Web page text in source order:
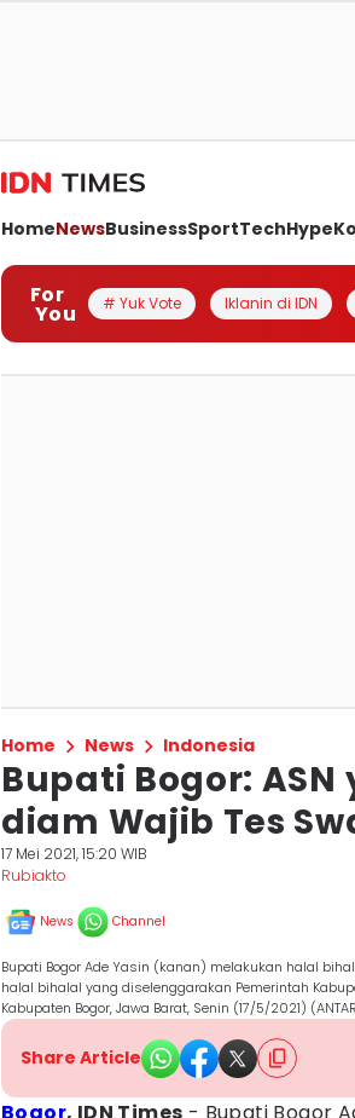
HomeNewsBusinessSportTechHype
For
You # Yuk Vote Iklanin di IDN
Home News Indonesia
Bupati Bogor:
diam Wajib Tes
17 Mei 2021, 15:20 WIB
Rubiakto
News Channel
Bupati Bogor Ade Yasin (kanan) melakukan halal
halal bihalal yang diselenggarakan Pemerintah
Kabupaten Bogor, Jawa Barat, Senin (17/5/2021)
Share Article